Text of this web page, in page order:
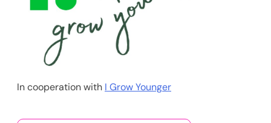
In cooperation with I Grow Younger